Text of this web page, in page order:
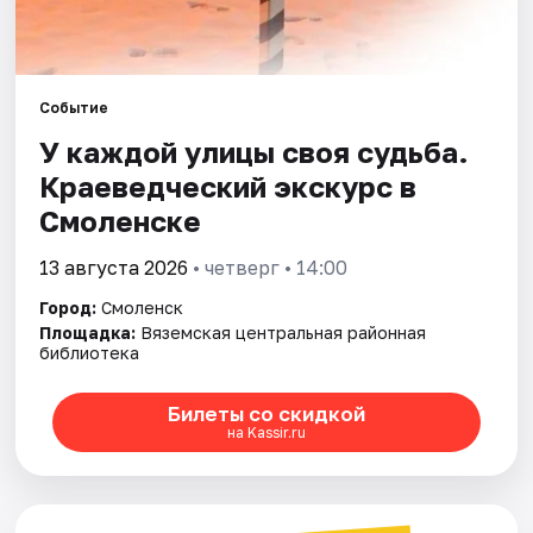
Событие
У каждой улицы своя судьба.
Краеведческий экскурс в
Смоленске
13 августа 2026 • четверг • 14:00
Город: Смоленск
Площадка: Вяземская центральная районная
библиотека
Билеты со скидкой
на Kassir.ru